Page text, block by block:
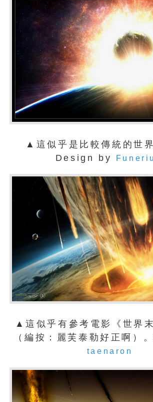
▲這似乎是比較傳統的世
Design by
▲這似乎有參考電影《世界
（編按：麗芙泰勒好正啊）
taenaron